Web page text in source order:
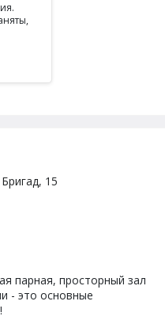
15
парная, просторный зал
- это основные